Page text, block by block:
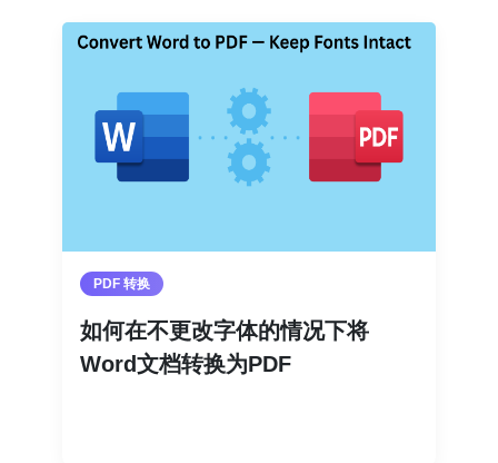
PDF 转换
如何在不更改字体的情况下将
Word文档转换为PDF